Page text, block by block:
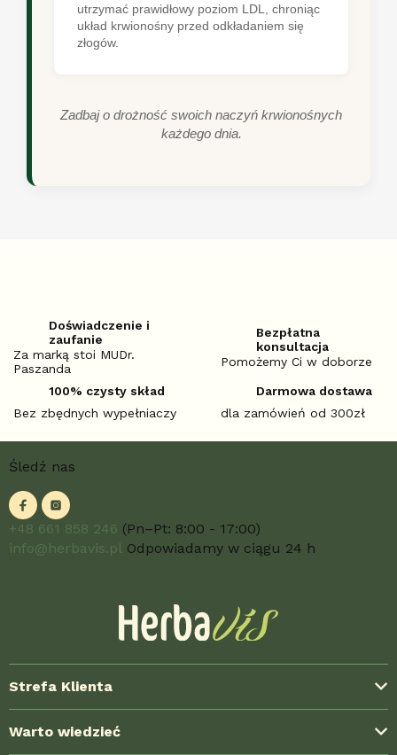
utrzymać prawidłowy poziom LDL, chroniąc
układ krwionośny przed odkładaniem się
złogów.
Zadbaj o drożność swoich naczyń krwionośnych
każdego dnia.
Doświadczenie i
zaufanie
Za marką stoi MUDr.
Paszanda
Bezpłatna
konsultacja
Pomożemy Ci w doborze
100% czysty skład
Bez zbędnych wypełniaczy
Darmowa dostawa
dla zamówień od 300zł
p
Śledź nas
+48 661 858 246 (Pn–Pt: 8:00 - 17:00)
info@herbavis.pl Odpowiadamy w ciągu 24 h
Strefa Klienta
Dostawa i koszty wysyłki
Warto wiedzieć